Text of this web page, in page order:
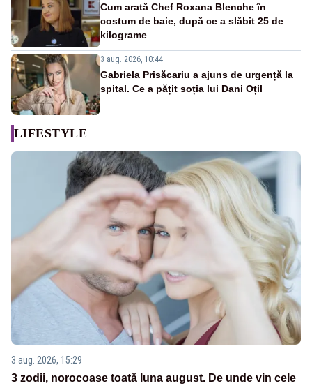
Cum arată Chef Roxana Blenche în
costum de baie, după ce a slăbit 25 de
kilograme
3 aug. 2026, 10:44
Gabriela Prisăcariu a ajuns de urgență la
spital. Ce a pățit soția lui Dani Oțil
LIFESTYLE
3 aug. 2026, 15:29
3 zodii, norocoase toată luna august. De unde vin cele